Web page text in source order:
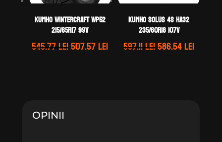
Kumho WINTERCRAFT WP52
215/65R17 99V
545.77leiPrețul
507.57leiPrețul
Kumho SOLUS 4S HA32
235/60R18 107V
597.11leiPrețul
586.54leiPrețul
OPINII